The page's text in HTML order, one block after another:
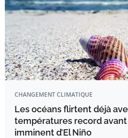
CHANGEMENT CLIMATIQUE
Les océans flirtent déjà
températures record
imminent d’El Niño